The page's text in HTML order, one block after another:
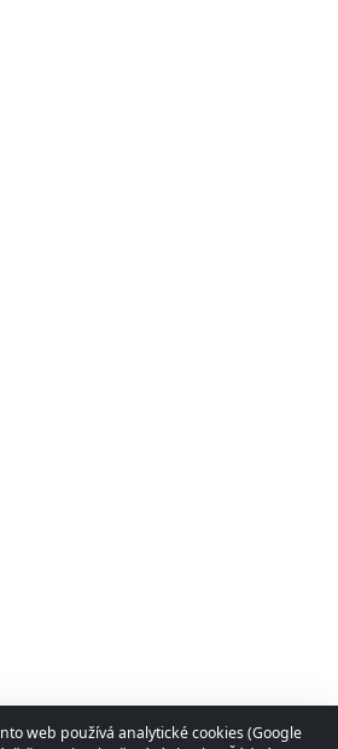
web používá analytické cookies (Google